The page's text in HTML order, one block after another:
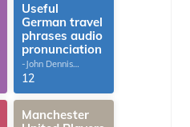
Useful
German travel
phrases audio
pronunciation
-John Dennis
G.Thomas
12
Manchester